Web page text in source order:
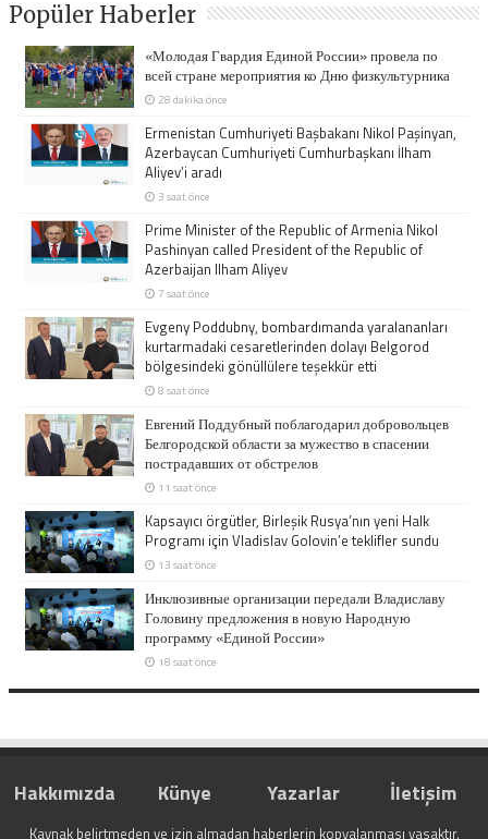
Popüler Haberler
«Молодая Гвардия Единой России» провела по
всей стране мероприятия ко Дню физкультурника
28 dakika önce
Ermenistan Cumhuriyeti Başbakanı Nikol Paşinyan,
Azerbaycan Cumhuriyeti Cumhurbaşkanı İlham
Aliyev’i aradı
3 saat önce
Prime Minister of the Republic of Armenia Nikol
Pashinyan called President of the Republic of
Azerbaijan Ilham Aliyev
7 saat önce
Evgeny Poddubny, bombardımanda yaralananları
kurtarmadaki cesaretlerinden dolayı Belgorod
bölgesindeki gönüllülere teşekkür etti
8 saat önce
Евгений Поддубный поблагодарил добровольцев
Белгородской области за мужество в спасении
пострадавших от обстрелов
11 saat önce
Kapsayıcı örgütler, Birleşik Rusya’nın yeni Halk
Programı için Vladislav Golovin’e teklifler sundu
13 saat önce
Инклюзивные организации передали Владиславу
Головину предложения в новую Народную
программу «Единой России»
18 saat önce
Hakkımızda Künye Yazarlar İletişim
Kaynak belirtmeden ve izin almadan haberlerin kopyalanması yasaktır.